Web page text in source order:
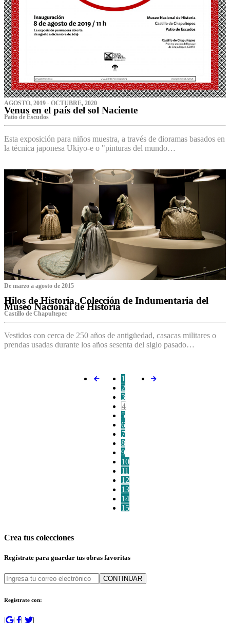
AGOSTO, 2019 - OCTUBRE, 2020
Venus en el país del sol Naciente
P‌atio de Escudos
Esta exposición para niños muestra, a través de dioramas basados en
la técnica japonesa Ukiyo-e o "pinturas del mundo…
De marzo a agosto de 2015
Hilos de Historia, Colección de Indumentaria del
Museo Nacional de Historia
Castillo de Chapultepec
Vestidos con cerca de 250 años de antigüedad, casacas militares o
prendas usadas durante los años sesenta del siglo pasado…
1
2
3
4
5
6
7
8
9
10
11
12
13
14
15
Crea tus colecciones
Regístrate para guardar tus obras favoritas
CONTINUAR
Regístrate con:
| | | |